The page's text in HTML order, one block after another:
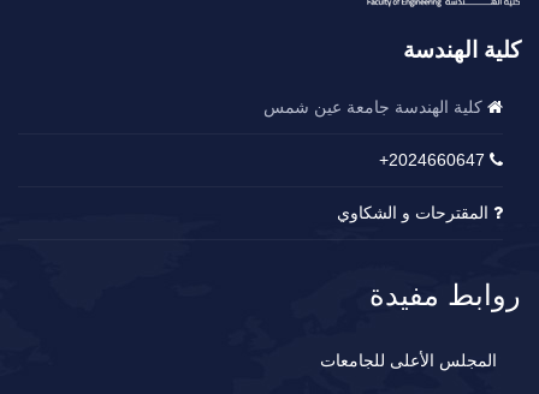
كلية الهندسة
كلية الهندسة جامعة عين شمس
2024660647+
المقترحات و الشكاوي
روابط مفيدة
المجلس الأعلى للجامعات